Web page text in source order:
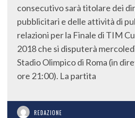
consecutivo sarà titolare dei
pubblicitari e delle attività di
relazioni per la Finale di TIM
2018 che si disputerà
Stadio Olimpico di Roma (in
ore 21:00). La partita
REDAZIONE